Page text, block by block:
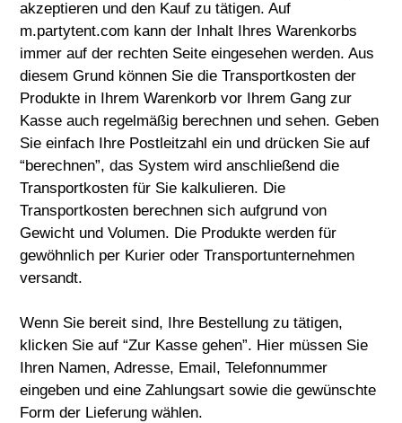
akzeptieren und den Kauf zu tätigen. Auf
m.partytent.com kann der Inhalt Ihres Warenkorbs
immer auf der rechten Seite eingesehen werden. Aus
diesem Grund können Sie die Transportkosten der
Produkte in Ihrem Warenkorb vor Ihrem Gang zur
Kasse auch regelmäßig berechnen und sehen. Geben
Sie einfach Ihre Postleitzahl ein und drücken Sie auf
“berechnen”, das System wird anschließend die
Transportkosten für Sie kalkulieren. Die
Transportkosten berechnen sich aufgrund von
Gewicht und Volumen. Die Produkte werden für
gewöhnlich per Kurier oder Transportunternehmen
versandt.
Wenn Sie bereit sind, Ihre Bestellung zu tätigen,
klicken Sie auf “Zur Kasse gehen”. Hier müssen Sie
Ihren Namen, Adresse, Email, Telefonnummer
eingeben und eine Zahlungsart sowie die gewünschte
Form der Lieferung wählen.